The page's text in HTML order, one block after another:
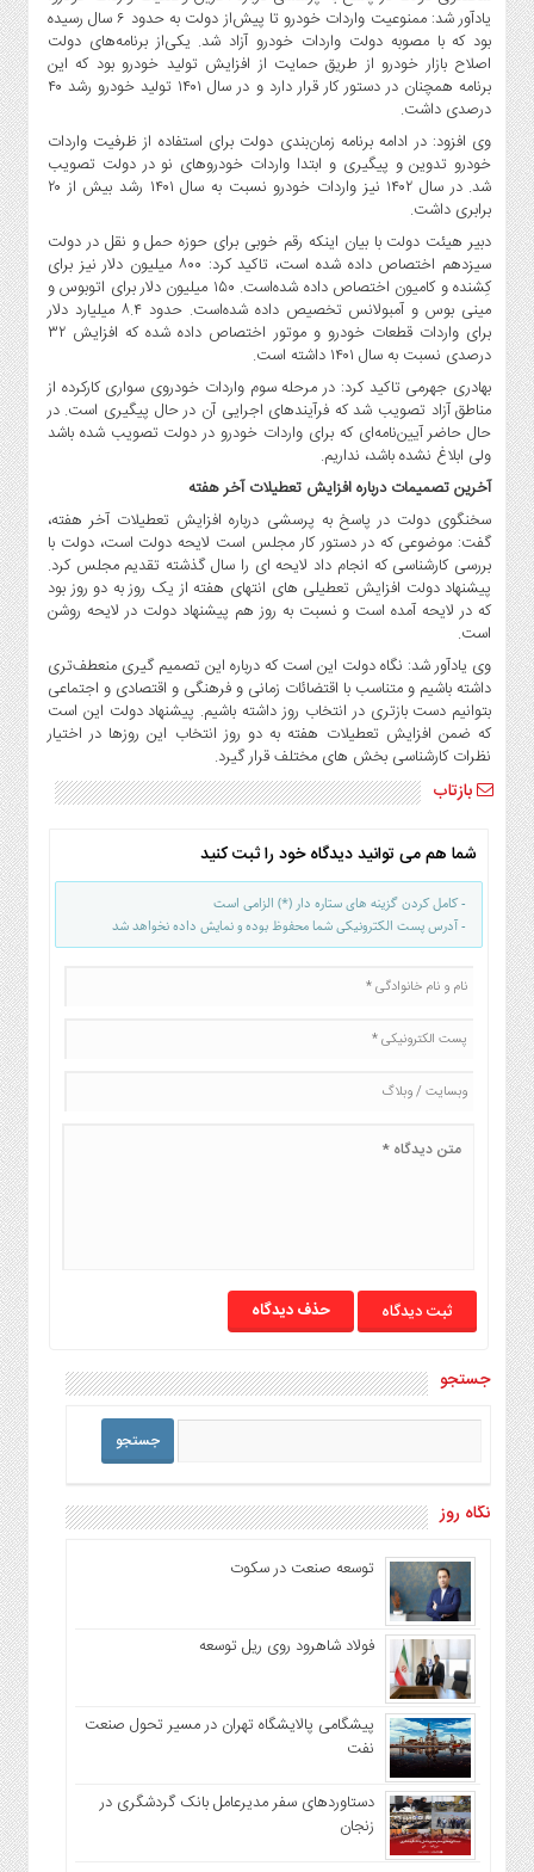
یادآور شد: ممنوعیت واردات خودرو تا پیش‌از دولت به حدود ۶ سال رسیده
بود که با مصوبه دولت واردات خودرو آزاد شد. یکی‌از برنامه‌های دولت
اصلاح بازار خودرو از طریق حمایت از افزایش تولید خودرو بود که این
برنامه همچنان در دستور کار قرار دارد و در سال ۱۴۰۱ تولید خودرو رشد ۴۰
درصدی داشت.
وی افزود: در ادامه برنامه زمان‌بندی دولت برای استفاده از ظرفیت واردات
خودرو تدوین و پیگیری و ابتدا واردات خودروهای نو در دولت تصویب
شد. در سال ۱۴۰۲ نیز واردات خودرو نسبت به سال ۱۴۰۱ رشد بیش از ۲۰
برابری داشت.
دبیر هیئت دولت با بیان اینکه رقم خوبی برای حوزه حمل و نقل در دولت
سیزدهم اختصاص داده شده است، تاکید کرد: ۸۰۰ میلیون دلار نیز برای
کِشنده و کامیون اختصاص داده شده‌است. ۱۵۰ میلیون دلار برای اتوبوس و
مینی بوس و آمبولانس تخصیص داده شده‌است. حدود ۸.۴ میلیارد دلار
برای واردات قطعات خودرو و موتور اختصاص داده شده که افزایش ۳۲
درصدی نسبت به سال ۱۴۰۱ داشته است.
بهادری جهرمی تاکید کرد: در مرحله سوم واردات خودروی سواری کارکرده از
مناطق آزاد تصویب شد که فرآیندهای اجرایی آن در حال پیگیری است. در
حال حاضر آیین‌نامه‌ای که برای واردات خودرو در دولت تصویب شده باشد
ولی ابلاغ نشده باشد، نداریم.
آخرین تصمیمات درباره افزایش تعطیلات آخر هفته
سخنگوی دولت در پاسخ به پرسشی درباره افزایش تعطیلات آخر هفته،
گفت: موضوعی که در دستور کار مجلس است لایحه دولت است، دولت با
بررسی کارشناسی که انجام داد لایحه ای را سال گذشته تقدیم مجلس کرد.
پیشنهاد دولت افزایش تعطیلی های انتهای هفته از یک روز به دو روز بود
که در لایحه آمده است و نسبت به روز هم پیشنهاد دولت در لایحه روشن
است.
وی یادآور شد: نگاه دولت این است که درباره این تصمیم گیری منعطف‌تری
داشته باشیم و متناسب با اقتضائات زمانی و فرهنگی و اقتصادی و اجتماعی
بتوانیم دست بازتری در انتخاب روز داشته باشیم. پیشنهاد دولت این است
که ضمن افزایش تعطیلات هفته به دو روز انتخاب این روزها در اختیار
نظرات کارشناسی بخش های مختلف قرار گیرد.
بازتاب
شما هم می توانید دیدگاه خود را ثبت کنید
- کامل کردن گزینه های ستاره دار (*) الزامی است
- آدرس پست الکترونیکی شما محفوظ بوده و نمایش داده نخواهد شد
حذف دیدگاه
جستجو
نگاه روز
توسعه صنعت در سکوت
فولاد شاهرود روی ریل توسعه
پیشگامی پالایشگاه تهران در مسیر تحول صنعت
نفت
دستاوردهای سفر مدیرعامل بانک گردشگری در
زنجان